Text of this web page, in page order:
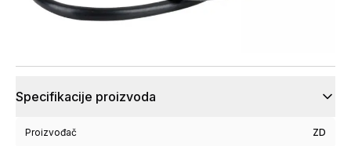
Specifikacije proizvoda
Proizvođač ZD